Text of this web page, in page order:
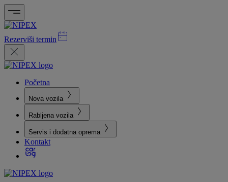
Rezerviši termin
Početna
Nova vozila
Rabljena vozila
Servis i dodatna oprema
Kontakt